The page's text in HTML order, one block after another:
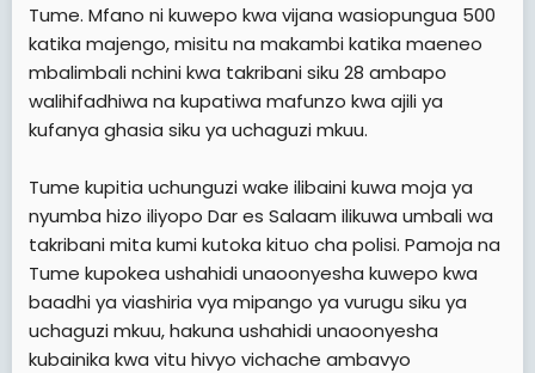
Tume. Mfano ni kuwepo kwa vijana wasiopungua 500
katika majengo, misitu na makambi katika maeneo
mbalimbali nchini kwa takribani siku 28 ambapo
walihifadhiwa na kupatiwa mafunzo kwa ajili ya
kufanya ghasia siku ya uchaguzi mkuu.
Tume kupitia uchunguzi wake ilibaini kuwa moja ya
nyumba hizo iliyopo Dar es Salaam ilikuwa umbali wa
takribani mita kumi kutoka kituo cha polisi. Pamoja na
Tume kupokea ushahidi unaoonyesha kuwepo kwa
baadhi ya viashiria vya mipango ya vurugu siku ya
uchaguzi mkuu, hakuna ushahidi unaoonyesha
kubainika kwa vitu hivyo vichache ambavyo